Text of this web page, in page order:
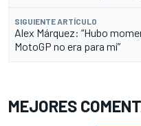
SIGUIENTE ARTÍCULO
Alex Márquez: “Hubo
MotoGP no era para mí”
MEJORES